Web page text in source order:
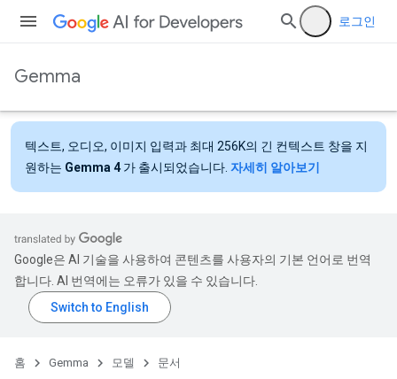
로그인
Gemma
텍스트, 오디오, 이미지 입력과 최대 256K의 긴 컨텍스트 창을 지
원하는 Gemma 4 가 출시되었습니다. 자세히 알아보기
Google은 AI 기술을 사용하여 콘텐츠를 사용자의 기본 언어로 번역
합니다. AI 번역에는 오류가 있을 수 있습니다.
홈 Gemma 모델 문서